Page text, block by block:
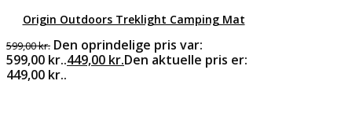
Origin Outdoors Treklight Camping Mat
599,00kr. Den oprindelige pris var:
599,00 kr..449,00 kr.Den aktuelle pris er:
449,00 kr..